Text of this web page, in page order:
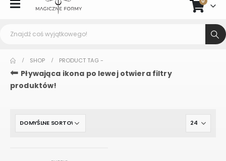
SHOP PRODUCT TAG -
⬅ Pływająca ikona po lewej otwiera filtry
produktów!